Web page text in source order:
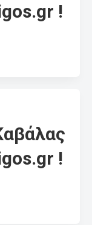
!
!